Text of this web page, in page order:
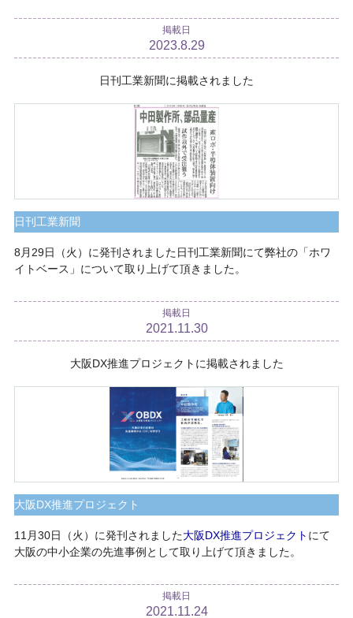
掲載日
2023.8.29
日刊工業新聞に掲載されました
日刊工業新聞
8月29日（火）に発刊されました日刊工業新聞にて弊社の「ホワ
イトベース」について取り上げて頂きました。
掲載日
2021.11.30
大阪DX推進プロジェクトに掲載されました
大阪DX推進プロジェクト
11月30日（火）に発刊されました大阪DX推進プロジェクト にて
大阪の中小企業の先進事例として取り上げて頂きました。
掲載日
2021.11.24